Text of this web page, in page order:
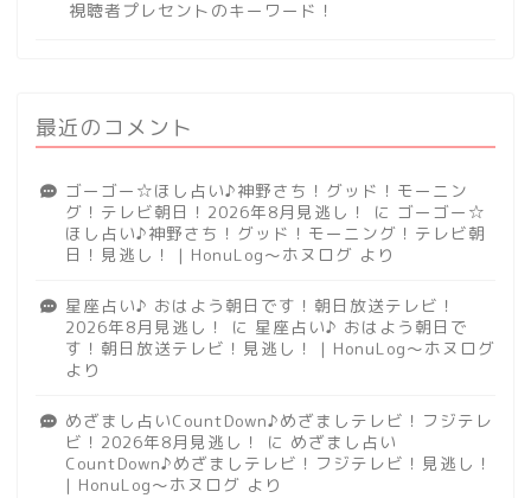
視聴者プレセントのキーワード！
最近のコメント
ゴーゴー☆ほし占い♪神野さち！グッド！モーニン
グ！テレビ朝日！2026年8月見逃し！
に ゴーゴー☆
ほし占い♪神野さち！グッド！モーニング！テレビ朝
日！見逃し！ | HonuLog～ホヌログ より
星座占い♪ おはよう朝日です！朝日放送テレビ！
2026年8月見逃し！
に 星座占い♪ おはよう朝日で
す！朝日放送テレビ！見逃し！ | HonuLog～ホヌログ
より
めざまし占いCountDown♪めざましテレビ！フジテレ
ビ！2026年8月見逃し！
に めざまし占い
CountDown♪めざましテレビ！フジテレビ！見逃し！
| HonuLog～ホヌログ より